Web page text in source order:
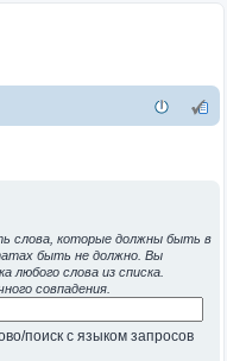
слова, которые должны быть в
быть не должно. Вы
любого слова из списка.
совпадения.
поиск с языком запросов